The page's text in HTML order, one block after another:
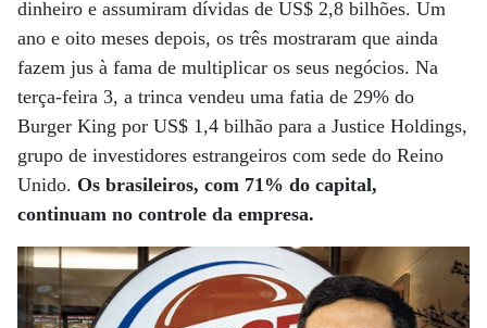
dinheiro e assumiram dívidas de US$ 2,8 bilhões. Um
ano e oito meses depois, os três mostraram que ainda
fazem jus à fama de multiplicar os seus negócios. Na
terça-feira 3, a trinca vendeu uma fatia de 29% do
Burger King por US$ 1,4 bilhão para a Justice Holdings,
grupo de investidores estrangeiros com sede do Reino
Unido. Os brasileiros, com 71% do capital,
continuam no controle da empresa.